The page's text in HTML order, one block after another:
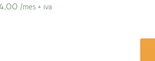
/mes + iva